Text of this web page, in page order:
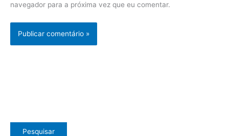
Pesquisar
navegador para a próxima vez que eu comentar.